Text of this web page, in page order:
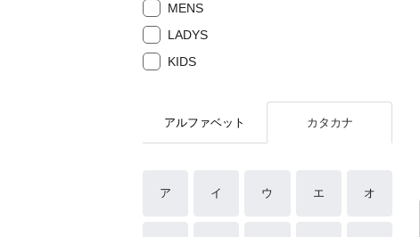
MENS
LADYS
KIDS
アルファベット カタカナ
ア イ ウ エ オ